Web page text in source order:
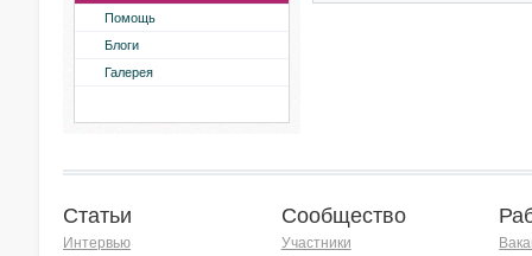
Помощь
Блоги
Галерея
Статьи
Интервью
Сообщество
Участники